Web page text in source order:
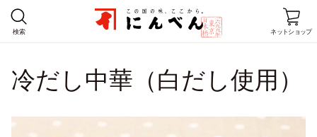
検索 ネットショップ
ホーム
冷だし中華（白だし使用）